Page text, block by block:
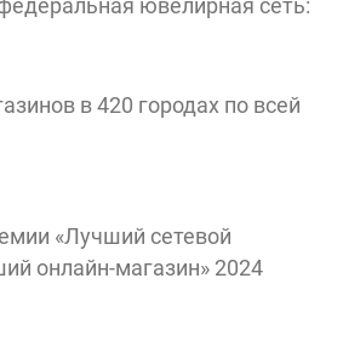
ювелирная сеть:
в 420 городах по всей
«Лучший сетевой
онлайн-магазин» 2024